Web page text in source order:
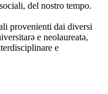
del nostro tempo.
provenienti dai diversi
e neolaureatə,
e